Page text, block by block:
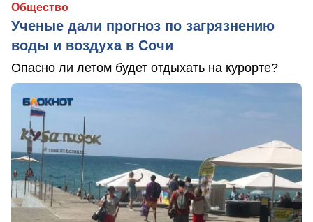
Общество
Ученые дали прогноз по загрязнению
воды и воздуха в Сочи
Опасно ли летом будет отдыхать на курорте?